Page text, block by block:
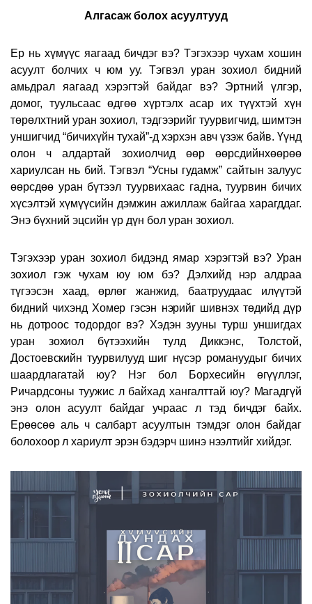
Алгасаж болох асуултууд
Ер нь хүмүүс яагаад бичдэг вэ? Тэгэхээр чухам хошин
асуулт болчих ч юм уу. Тэгвэл уран зохиол бидний
амьдрал яагаад хэрэгтэй байдаг вэ? Эртний үлгэр,
домог, туульсаас өдгөө хүртэлх асар их түүхтэй хүн
төрөлхтний уран зохиол, тэдгээрийг туурвигчид, шимтэн
уншигчид “бичихүйн тухай”-д хэрхэн авч үзэж байв. Үүнд
олон ч алдартай зохиолчид өөр өөрсдийнхөөрөө
хариулсан нь бий. Тэгвэл “Усны гудамж” сайтын залуус
өөрсдөө уран бүтээл туурвихаас гадна, туурвин бичих
хүсэлтэй хүмүүсийн дэмжин ажиллаж байгаа харагддаг.
Энэ бүхний эцсийн үр дүн бол уран зохиол.
Тэгэхээр уран зохиол бидэнд ямар хэрэгтэй вэ?Уран
зохиол гэж чухам юу юм бэ? Дэлхийд нэр алдраа
түгээсэн хаад, өрлөг жанжид, баатруудаас илүүтэй
бидний чихэнд Хомер гэсэн нэрийг шивнэх төдийд дүр
нь дотроос тодордог вэ? Хэдэн зууны турш уншигдах
уран зохиол бүтээхийн тулд Диккэнс, Толстой,
Достоевскийн туурвилууд шиг нүсэр романуудыг бичих
шаардлагатай юу? Нэг бол Борхесийн өгүүллэг,
Ричардсоны туужис л байхад хангалттай юу? Магадгүй
энэ олон асуулт байдаг учраас л тэд бичдэг байх.
Ерөөсөө аль ч салбарт асуултын тэмдэг олон байдаг
болохоор л хариулт эрэн бэдэрч шинэ нээлтийг хийдэг.